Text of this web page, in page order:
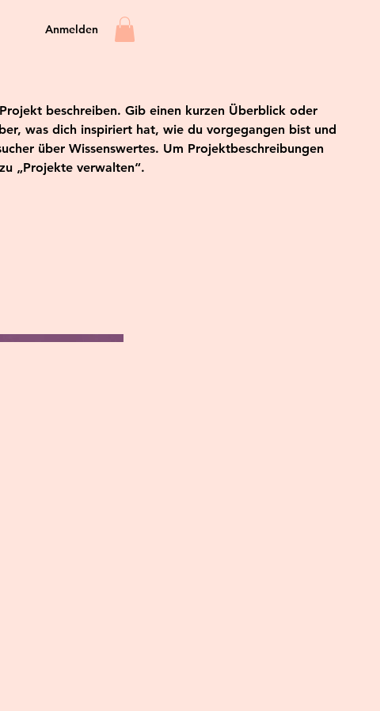
Anmelden
beschreiben. Gib einen kurzen Überblick oder
was dich inspiriert hat, wie du vorgegangen bist und
über Wissenswertes. Um Projektbeschreibungen
„Projekte verwalten“.